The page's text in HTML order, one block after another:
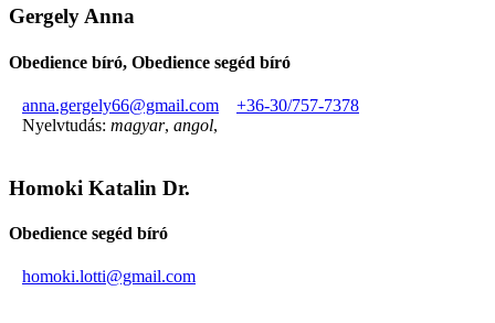
Gergely Anna
Obedience bíró, Obedience segéd bíró
anna.gergely66@gmail.com
+36-30/757-7378
Nyelvtudás: magyar, angol,
Homoki Katalin Dr.
Obedience segéd bíró
homoki.lotti@gmail.com